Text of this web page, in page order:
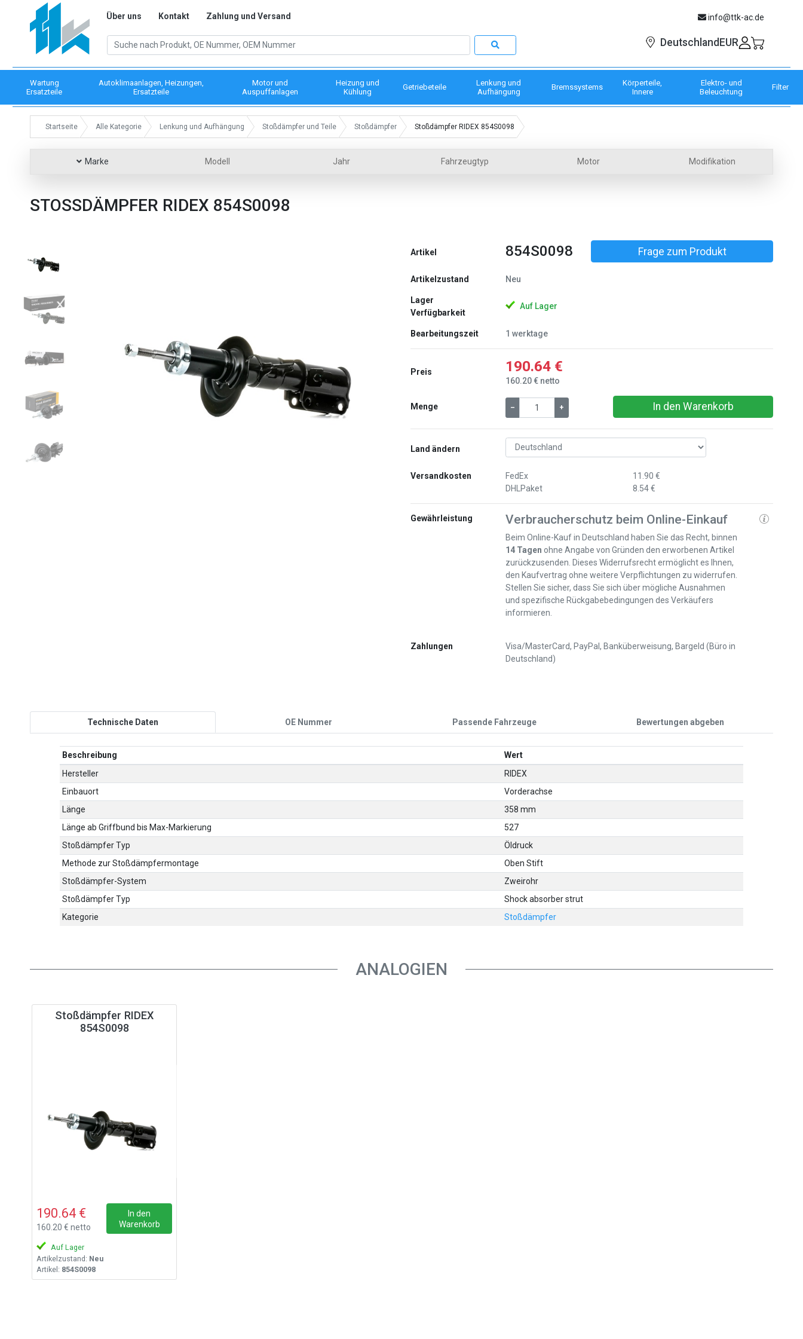
Über uns Kontakt Zahlung und Versand info@ttk-ac.de
Deutschland EUR
Wartung
Ersatzteile
Autoklimaanlagen, Heizungen,
Ersatzteile
Motor und
Auspuffanlagen
Heizung und
Kühlung
Getriebeteile
Lenkung und
Aufhängung
Bremssystems
Körperteile,
Innere
Elektro- und
Beleuchtung
Filter
Startseite Alle Kategorie Lenkung und Aufhängung Stoßdämpfer und Teile Stoßdämpfer Stoßdämpfer RIDEX 854S0098
Marke Modell Jahr Fahrzeugtyp Motor Modifikation
STOSSDÄMPFER RIDEX 854S0098
Artikel 854S0098 Frage zum Produkt
Artikelzustand Neu
Lager
Verfügbarkeit
Auf Lager
Bearbeitungszeit 1 werktage
Preis 190.64 €
160.20 € netto
Menge – + In den Warenkorb
Land ändern
Versandkosten
FedEx
DHLPaket
11.90 €
8.54 €
Gewährleistung Verbraucherschutz beim Online-Einkauf
Beim Online-Kauf in Deutschland haben Sie das Recht, binnen
14 Tagen ohne Angabe von Gründen den erworbenen Artikel
zurückzusenden. Dieses Widerrufsrecht ermöglicht es Ihnen,
den Kaufvertrag ohne weitere Verpflichtungen zu widerrufen.
Stellen Sie sicher, dass Sie sich über mögliche Ausnahmen
und spezifische Rückgabebedingungen des Verkäufers
informieren.
Zahlungen
Visa/MasterCard, PayPal, Banküberweisung, Bargeld (Büro in
Deutschland)
Technische Daten OE Nummer Passende Fahrzeuge Bewertungen abgeben
Beschreibung
Wert
Hersteller
RIDEX
Einbauort
Vorderachse
Länge
358 mm
Länge ab Griffbund bis Max-Markierung
527
Stoßdämpfer Typ
Öldruck
Methode zur Stoßdämpfermontage
Oben Stift
Stoßdämpfer-System
Zweirohr
Stoßdämpfer Typ
Shock absorber strut
Kategorie
Stoßdämpfer
ANALOGIEN
Stoßdämpfer RIDEX
854S0098
190.64 €
160.20 € netto
In den
Warenkorb
Auf Lager
Artikelzustand: Neu
Artikel: 854S0098